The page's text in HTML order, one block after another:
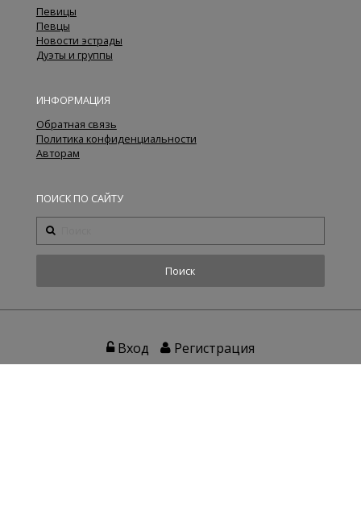
Певицы
Певцы
Новости эстрады
Дуэты и группы
ИНФОРМАЦИЯ
Обратная связь
Политика конфиденциальности
Авторам
ПОИСК ПО САЙТУ
Вход Регистрация